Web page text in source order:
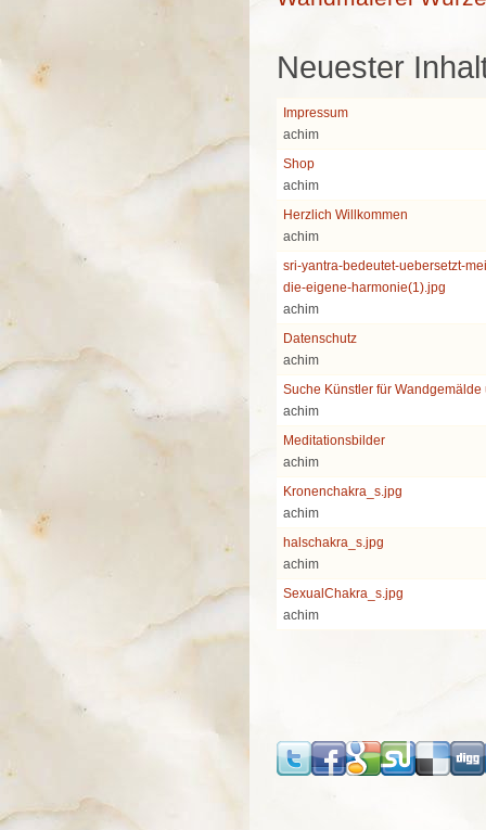
Neuester
Impressum
achim
Shop
achim
Herzlich Willkommen
achim
sri-yantra-bedeutet-uebersetzt-
die-eigene-harmonie(1).jpg
achim
Datenschutz
achim
Suche Künstler für
achim
Meditationsbilder
achim
Kronenchakra_s.jpg
achim
halschakra_s.jpg
achim
SexualChakra_s.jpg
achim